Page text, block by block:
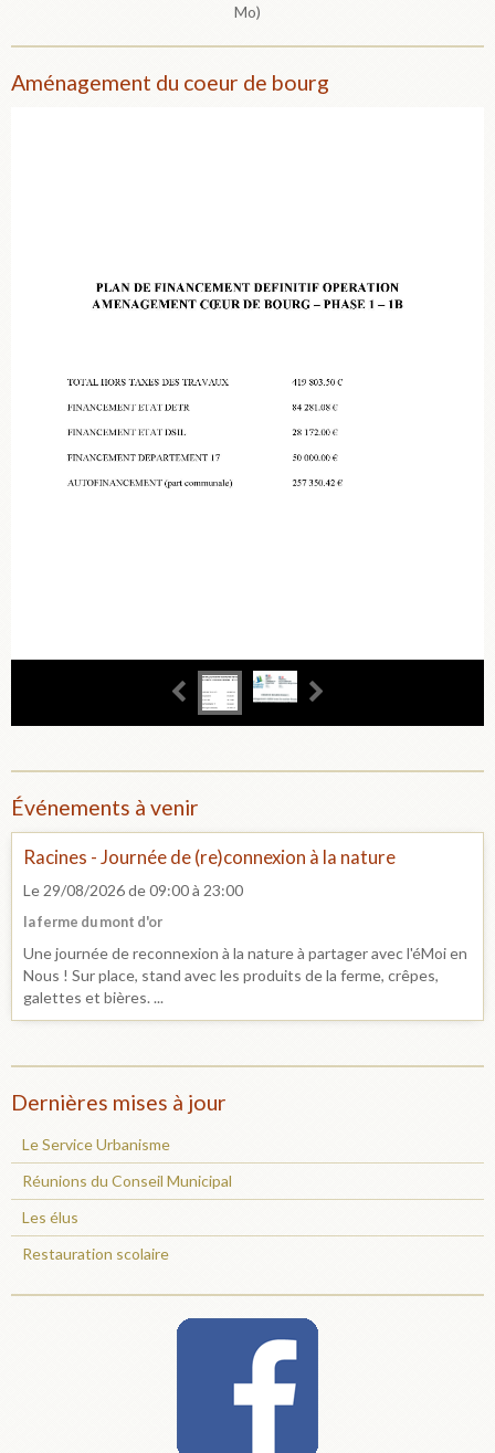
Mo)
Aménagement du coeur de bourg
Événements à venir
Racines - Journée de (re)connexion à la nature
Le 29/08/2026de 09:00à 23:00
la ferme du mont d'or
Une journée de reconnexion à la nature à partager avec l'éMoi en
Nous ! Sur place, stand avec les produits de la ferme, crêpes,
galettes et bières. ...
Dernières mises à jour
Le Service Urbanisme
Réunions du Conseil Municipal
Les élus
Restauration scolaire